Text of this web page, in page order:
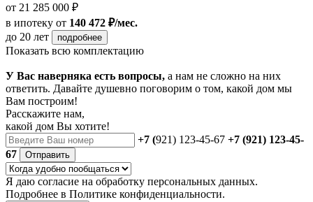
от 21 285 000 ₽
в ипотеку от 140 472 ₽/мес.
до 20 лет
подробнее
Показать всю комплектацию
У Вас наверняка есть вопросы, а нам не сложно на них
ответить. Давайте душевно поговорим о том, какой дом мы
Вам построим!
Расскажите нам,
какой дом Вы хотите!
+7 (921) 123-45-67 +7 (921) 123-45-
67
Отправить
Я даю согласие на обработку персональных данных.
Подробнее в Политике конфиденциальности.